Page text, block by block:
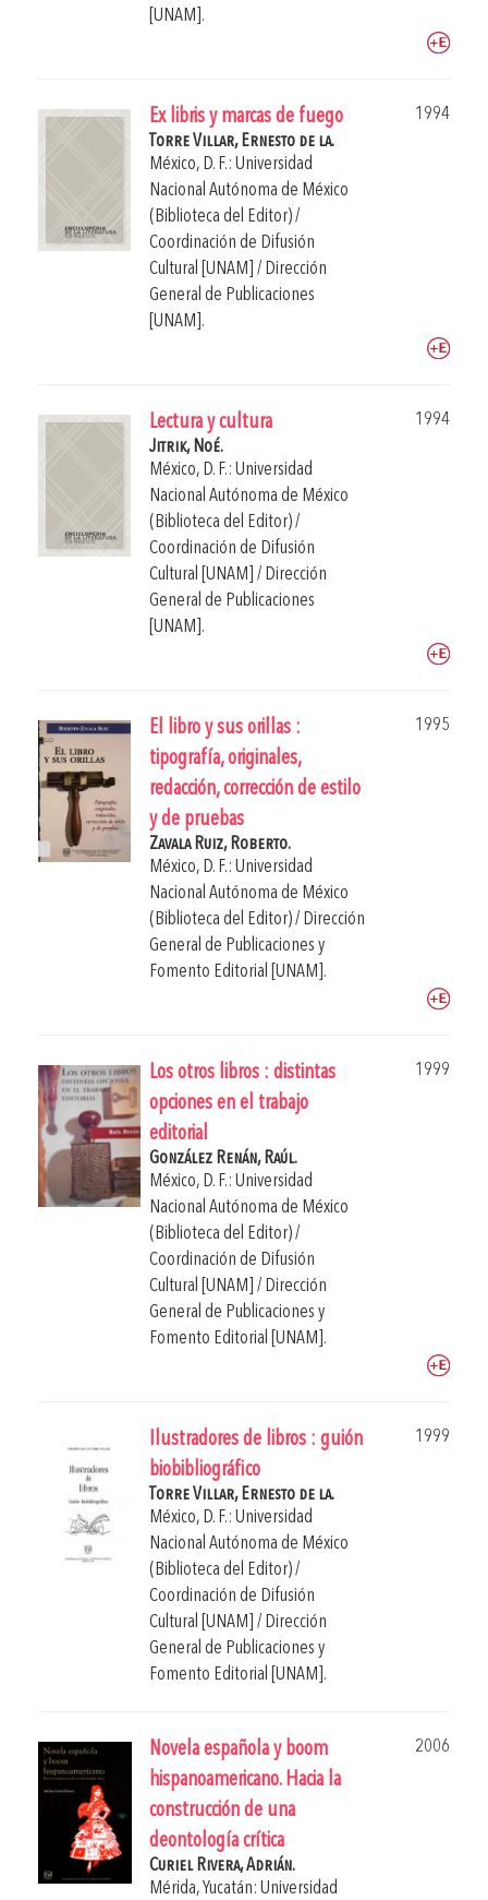
[UNAM].
Ex libris y marcas de fuego
1994
Torre Villar, Ernesto de la.
México, D. F.: Universidad
Nacional Autónoma de México
(Biblioteca del Editor) /
Coordinación de Difusión
Cultural [UNAM] / Dirección
General de Publicaciones
[UNAM].
Lectura y cultura
1994
Jitrik, Noé.
México, D. F.: Universidad
Nacional Autónoma de México
(Biblioteca del Editor) /
Coordinación de Difusión
Cultural [UNAM] / Dirección
General de Publicaciones
[UNAM].
El libro y sus orillas :
tipografía, originales,
redacción, corrección de estilo
y de pruebas
1995
Zavala Ruiz, Roberto.
México, D. F.: Universidad
Nacional Autónoma de México
(Biblioteca del Editor) / Dirección
General de Publicaciones y
Fomento Editorial [UNAM].
Los otros libros : distintas
opciones en el trabajo
editorial
1999
González Renán, Raúl.
México, D. F.: Universidad
Nacional Autónoma de México
(Biblioteca del Editor) /
Coordinación de Difusión
Cultural [UNAM] / Dirección
General de Publicaciones y
Fomento Editorial [UNAM].
Ilustradores de libros : guión
biobibliográfico
1999
Torre Villar, Ernesto de la.
México, D. F.: Universidad
Nacional Autónoma de México
(Biblioteca del Editor) /
Coordinación de Difusión
Cultural [UNAM] / Dirección
General de Publicaciones y
Fomento Editorial [UNAM].
Novela española y boom
hispanoamericano. Hacia la
construcción de una
deontología crítica
2006
Curiel Rivera, Adrián.
Mérida, Yucatán: Universidad